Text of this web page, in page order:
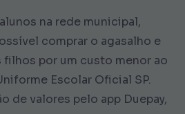
na rede municipal,
comprar o agasalho e
filhos por um custo menor ao
Escolar Oficial SP.
de valores pelo app Duepay,